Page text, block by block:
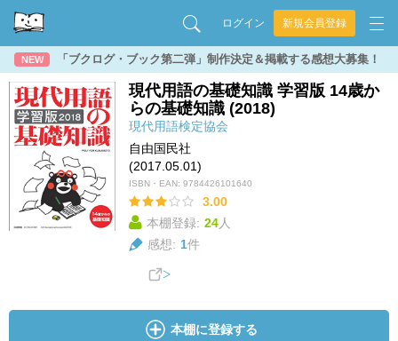
ログイン 新規会員登録
NEW 「ブクログ・ブック第二弾」制作決定＆掲載する感想大募集！
現代用語の基礎知識 学習版 14歳か
らの基礎知識 (2018)
現代用語検定協会
自由国民社
(2017.05.01)
ISBN・EAN: 9784426101640
3.00
本棚登録: 24人
感想: 1件
本棚に登録する